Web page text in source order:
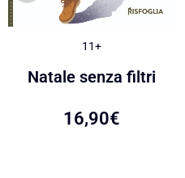
11+
Natale senza filtri
16,90€